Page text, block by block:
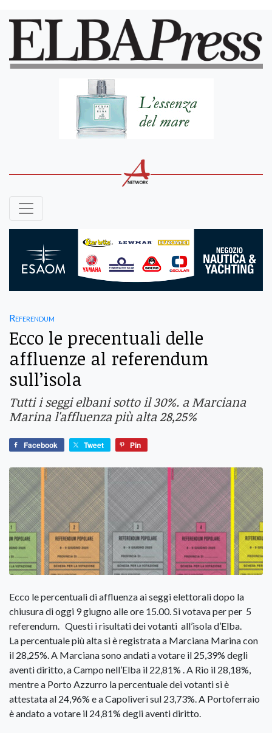
Referendum
Ecco le precentuali delle
affluenze al referendum
sull’isola
Tutti i seggi elbani sotto il 30%. a Marciana
Marina l'affluenza più alta 28,25%
Facebook Tweet Pin
Ecco le percentuali di affluenza ai seggi elettorali dopo la
chiusura di oggi 9 giugno alle ore 15.00. Si votava per per 5
referendum. Questi i risultati dei votanti all’isola d’Elba.
La percentuale più alta si è registrata a Marciana Marina con
il 28,25%. A Marciana sono andati a votare il 25,39% degli
aventi diritto, a Campo nell’Elba il 22,81% . A Rio il 28,18%,
mentre a Porto Azzurro la percentuale dei votanti si è
attestata al 24,96% e a Capoliveri sul 23,73%. A Portoferraio
è andato a votare il 24,81% degli aventi diritto.